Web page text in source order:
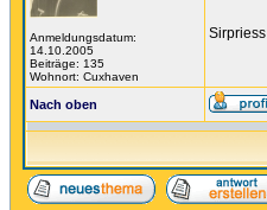
Anmeldungsdatum:
14.10.2005
Beiträge: 135
Wohnort: Cuxhaven
Sirpriess
Nach oben